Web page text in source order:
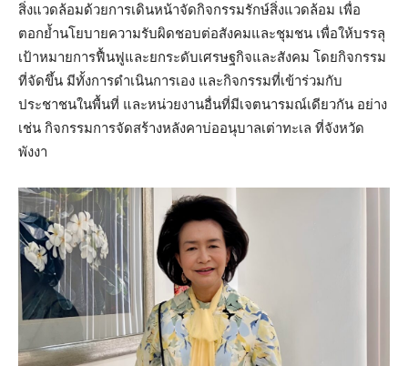
สิ่งแวดล้อมด้วยการเดินหน้าจัดกิจกรรมรักษ์สิ่งแวดล้อม เพื่อ
ตอกย้ำนโยบายความรับผิดชอบต่อสังคมและชุมชน เพื่อให้บรรลุ
เป้าหมายการฟื้นฟูและยกระดับเศรษฐกิจและสังคม โดยกิจกรรม
ที่จัดขึ้น มีทั้งการดำเนินการเอง และกิจกรรมที่เข้าร่วมกับ
ประชาชนในพื้นที่ และหน่วยงานอื่นที่มีเจตนารมณ์เดียวกัน อย่าง
เช่น กิจกรรมการจัดสร้างหลังคาบ่ออนุบาลเต่าทะเล ที่จังหวัด
พังงา